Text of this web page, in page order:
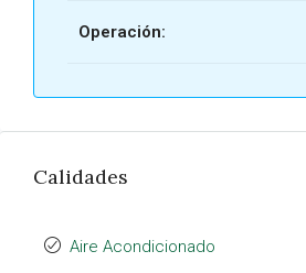
Operación:
Calidades
Aire Acondicionado